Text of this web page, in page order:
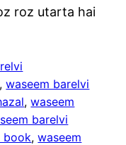
roz utarta hai
, waseem barelvi
, waseem
barelvi
book, waseem